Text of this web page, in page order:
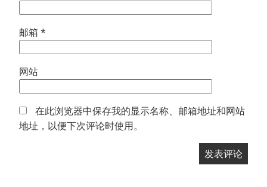
邮箱 *
网站
在此浏览器中保存我的显示名称、邮箱地址和网站
地址，以便下次评论时使用。